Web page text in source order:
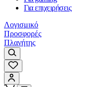
Για επιχειρήσεις
Λογισμικό
Προσφορές
Πλανήτης